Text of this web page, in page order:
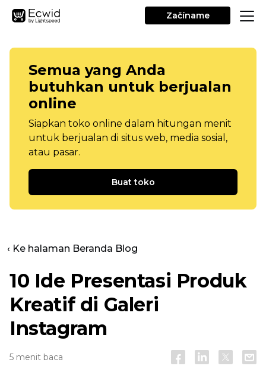
Začíname
Semua yang Anda
butuhkan untuk berjualan
online
Siapkan toko online dalam hitungan menit
untuk berjualan di situs web, media sosial,
atau pasar.
Buat toko
‹ Ke halaman Beranda Blog
10 Ide Presentasi Produk
Kreatif di Galeri
Instagram
5 menit baca